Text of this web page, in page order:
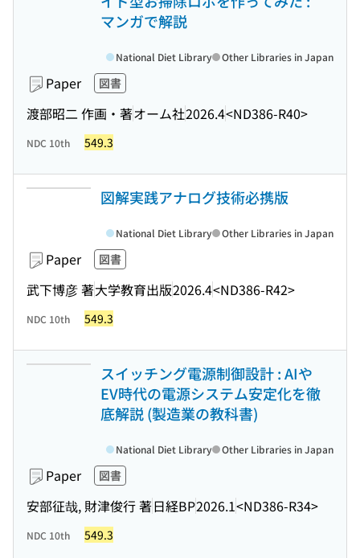
マンガで解説
Paper 図書
渡部昭二 作画・著オーム社2026.4<ND386-R40>
National Diet Library Other Libraries in Japan
NDC 10th 549.3
図解実践アナログ技術必携版
Paper 図書
武下博彦 著大学教育出版2026.4<ND386-R42>
National Diet Library Other Libraries in Japan
NDC 10th 549.3
スイッチング電源制御設計 : AIや
EV時代の電源システム安定化を徹
底解説 (製造業の教科書)
Paper 図書
安部征哉, 財津俊行 著日経BP2026.1<ND386-R34>
National Diet Library Other Libraries in Japan
NDC 10th 549.3